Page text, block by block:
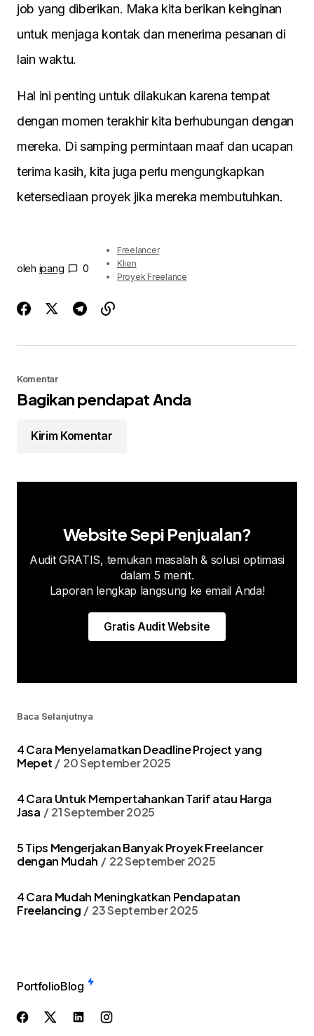
job yang diberikan. Maka kita berikan keinginan
untuk menjaga kontak dan menerima pesanan di
lain waktu.
Hal ini penting untuk dilakukan karena tempat
dengan momen terakhir kita berhubungan dengan
mereka. Di samping permintaan maaf dan ucapan
terima kasih, kita juga perlu mengungkapkan
ketersediaan proyek jika mereka membutuhkan.
oleh ipang 0
Freelancer
Klien
Proyek Freelance
Komentar
Bagikan pendapat Anda
Kirim Komentar
Website Sepi Penjualan?
Audit GRATIS, temukan masalah & solusi optimasi
dalam 5 menit.
Laporan lengkap langsung ke email Anda!
Gratis Audit Website
Baca Selanjutnya
4 Cara Menyelamatkan Deadline Project yang
Mepet
20 September 2025
4 Cara Untuk Mempertahankan Tarif atau Harga
Jasa
21 September 2025
5 Tips Mengerjakan Banyak Proyek Freelancer
dengan Mudah
22 September 2025
4 Cara Mudah Meningkatkan Pendapatan
Freelancing
23 September 2025
PortfolioBlog